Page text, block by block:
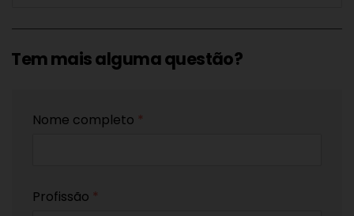
Tem mais alguma questão?
Nome completo *
Profissão *